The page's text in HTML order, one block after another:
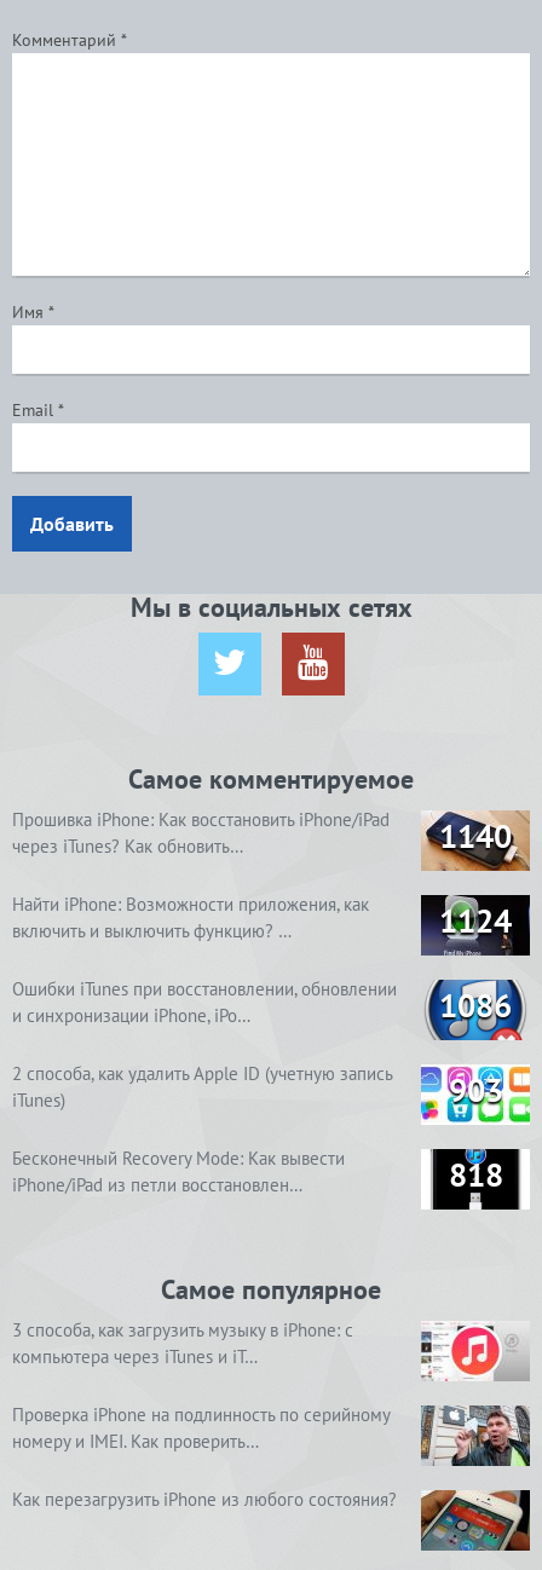
Комментарий *
Имя *
Email *
Добавить
Мы в социальных сетях
Самое комментируемое
Прошивка iPhone: Как восстановить iPhone/iPad
через iTunes? Как обновить…
1140
Найти iPhone: Возможности приложения, как
включить и выключить функцию? …
1124
Ошибки iTunes при восстановлении, обновлении
и синхронизации iPhone, iPo…
1086
2 способа, как удалить Apple ID (учетную запись
iTunes)
903
Бесконечный Recovery Mode: Как вывести
iPhone/iPad из петли восстановлен…
818
Самое популярное
3 способа, как загрузить музыку в iPhone: с
компьютера через iTunes и iT…
Проверка iPhone на подлинность по серийному
номеру и IMEI. Как проверить…
Как перезагрузить iPhone из любого состояния?